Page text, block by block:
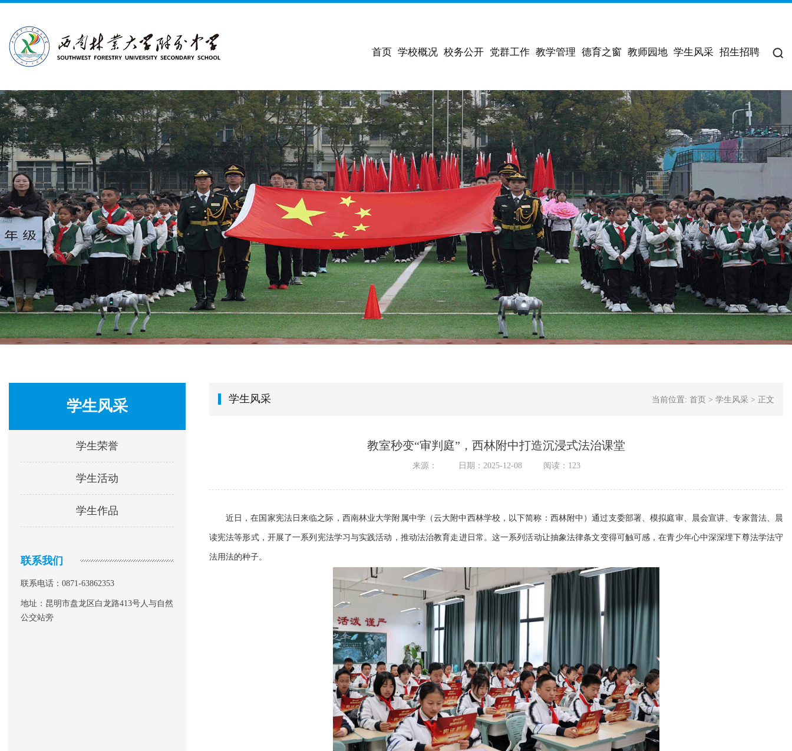
首页 学校概况 校务公开 党群工作 教学管理 德育之窗 教师园地 学生风采 招生招聘
学生风采
学生荣誉
学生活动
学生作品
联系我们
联系电话：0871-63862353
地址：昆明市盘龙区白龙路413号人与自然
公交站旁
学生风采 当前位置: 首页 > 学生风采 > 正文
教室秒变“审判庭”，西林附中打造沉浸式法治课堂
来源： 日期：2025-12-08 阅读： 123
近日，在国家宪法日来临之际，西南林业大学附属中学（云大附中西林学校，以下简称：西林附中）通过支委部署、模拟庭审、晨会宣讲、专家普法、晨
读宪法等形式，开展了一系列宪法学习与实践活动，推动法治教育走进日常。这一系列活动让抽象法律条文变得可触可感，在青少年心中深深埋下尊法学法守
法用法的种子。